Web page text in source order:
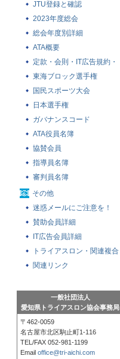
とは
JTU登録と確認
2023年度総会
総会年度別詳細
ATA概要
定款・会則・IT広告規約・
賛助会員について
東海ブロック選手権
国民スポーツ大会
日本選手権
ガバナンスコード
ATA役員名簿
協賛会員
指導員名簿
審判員名簿
その他
迷惑メールにご注意を！
賛助会員詳細
IT広告会員詳細
トライアスロン・関連複合
競技の大会参加者への基本
関連リンク
一般社団法人
愛知県トライアスロン協会事務局
〒462-0059
名古屋市北区駒止町1-116
TEL/FAX 052-981-1199
Email office@tri-aichi.com